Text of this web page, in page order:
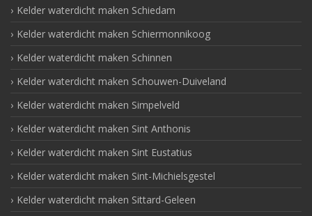
Kelder waterdicht maken Schiedam
Kelder waterdicht maken Schiermonnikoog
Kelder waterdicht maken Schinnen
Kelder waterdicht maken Schouwen-Duiveland
Kelder waterdicht maken Simpelveld
Kelder waterdicht maken Sint Anthonis
Kelder waterdicht maken Sint Eustatius
Kelder waterdicht maken Sint-Michielsgestel
Kelder waterdicht maken Sittard-Geleen